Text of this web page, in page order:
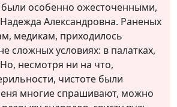
особенно ожесточенными,
Александровна. Раненых
медикам, приходилось
сложных условиях: в палатках,
несмотря ни на что,
чистоте были
многие спрашивают, можно